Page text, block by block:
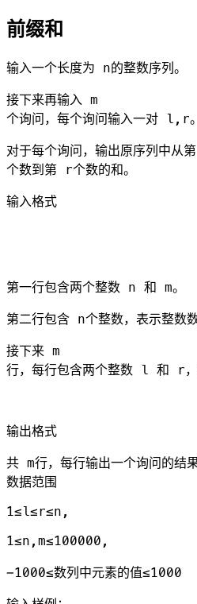
前缀和
输入一个长度为 n的整数序列。
接下来再输入 m
个询问，每个询问输入一对 l,r。
对于每个询问，输出原序列中从
个数到第 r个数的和。
输入格式
第一行包含两个整数 n 和 m。
第二行包含 n个整数，表示整数数
接下来 m
行，每行包含两个整数 l 和 r，
输出格式
共 m行，每行输出一个询问的结果
数据范围
1≤l≤r≤n,
1≤n,m≤100000,
−1000≤数列中元素的值≤1000